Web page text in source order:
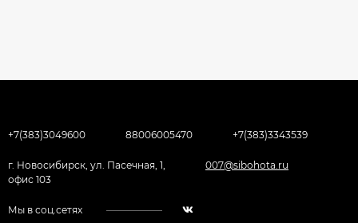
+7(383)3049600 88006005470 +7(383)3343539
г. Новосибирск, ул. Пасечная, 1,
офис 103
007@sibohota.ru
Мы в соц.сетях